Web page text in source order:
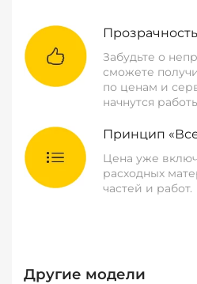
Забудьте о
сможете
по ценам и
начнутся
Принцип
Цена уже
расходных
частей и работ.
Другие модели